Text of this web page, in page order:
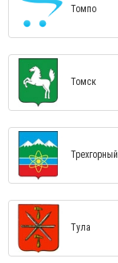
Томпо
Томск
Трехгорный
Тула